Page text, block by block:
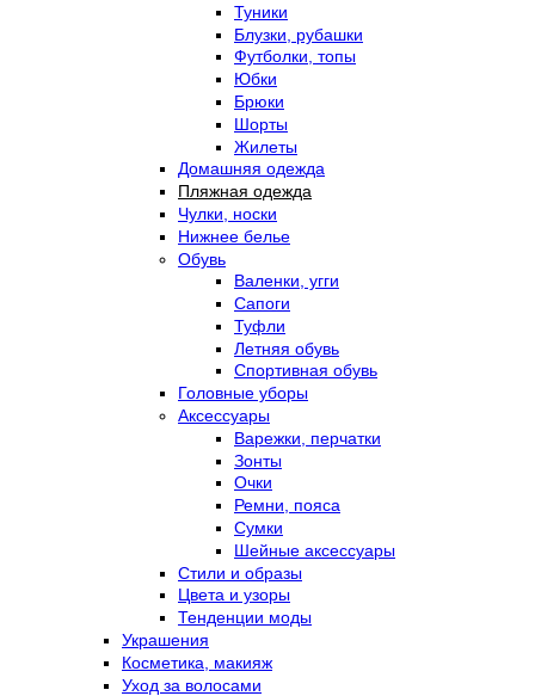
Туники
Блузки, рубашки
Футболки, топы
Юбки
Брюки
Шорты
Жилеты
Домашняя одежда
Пляжная одежда
Чулки, носки
Нижнее белье
Обувь
Валенки, угги
Сапоги
Туфли
Летняя обувь
Спортивная обувь
Головные уборы
Аксессуары
Варежки, перчатки
Зонты
Очки
Ремни, пояса
Сумки
Шейные аксессуары
Стили и образы
Цвета и узоры
Тенденции моды
Украшения
Косметика, макияж
Уход за волосами